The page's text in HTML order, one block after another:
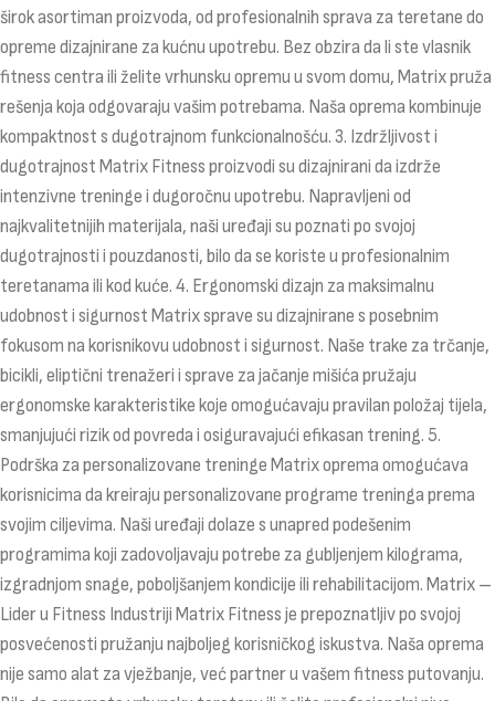
širok asortiman proizvoda, od profesionalnih sprava za teretane do
opreme dizajnirane za kućnu upotrebu. Bez obzira da li ste vlasnik
fitness centra ili želite vrhunsku opremu u svom domu, Matrix pruža
rešenja koja odgovaraju vašim potrebama. Naša oprema kombinuje
kompaktnost s dugotrajnom funkcionalnošću. 3. Izdržljivost i
dugotrajnost Matrix Fitness proizvodi su dizajnirani da izdrže
intenzivne treninge i dugoročnu upotrebu. Napravljeni od
najkvalitetnijih materijala, naši uređaji su poznati po svojoj
dugotrajnosti i pouzdanosti, bilo da se koriste u profesionalnim
teretanama ili kod kuće. 4. Ergonomski dizajn za maksimalnu
udobnost i sigurnost Matrix sprave su dizajnirane s posebnim
fokusom na korisnikovu udobnost i sigurnost. Naše trake za trčanje,
bicikli, eliptični trenažeri i sprave za jačanje mišića pružaju
ergonomske karakteristike koje omogućavaju pravilan položaj tijela,
smanjujući rizik od povreda i osiguravajući efikasan trening. 5.
Podrška za personalizovane treninge Matrix oprema omogućava
korisnicima da kreiraju personalizovane programe treninga prema
svojim ciljevima. Naši uređaji dolaze s unapred podešenim
programima koji zadovoljavaju potrebe za gubljenjem kilograma,
izgradnjom snage, poboljšanjem kondicije ili rehabilitacijom. Matrix –
Lider u Fitness Industriji Matrix Fitness je prepoznatljiv po svojoj
posvećenosti pružanju najboljeg korisničkog iskustva. Naša oprema
nije samo alat za vježbanje, već partner u vašem fitness putovanju.